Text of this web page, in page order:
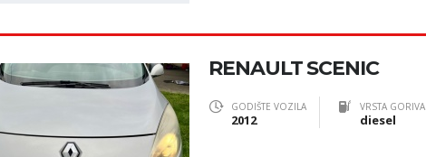
RENAULT SCENIC
GODIŠTE VOZILA
2012
VRSTA GORIVA
diesel